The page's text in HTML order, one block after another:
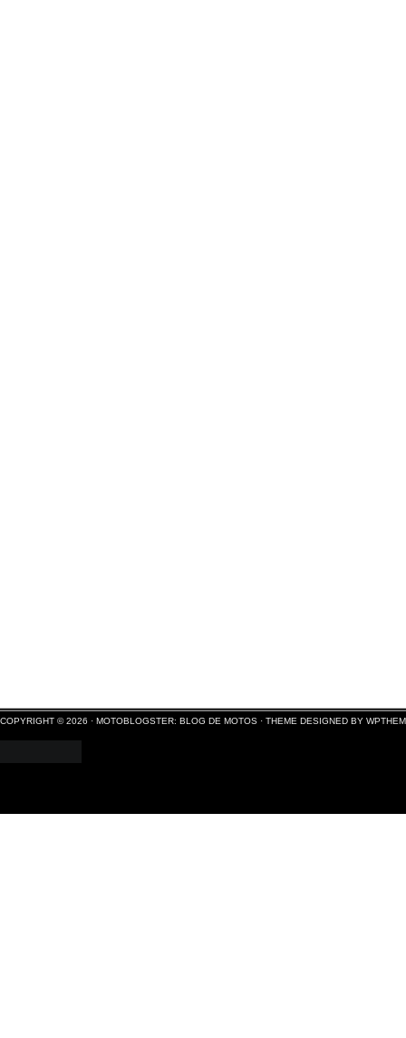
COPYRIGHT © 2026 · MOTOBLOGSTER: BLOG DE MOTOS · THEME DESIGNED BY